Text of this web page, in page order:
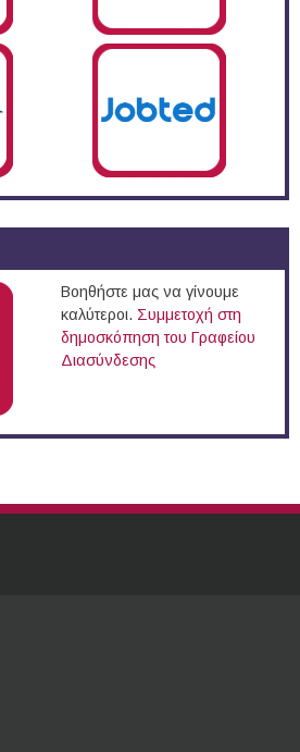
Βοηθήστε μας να γίνουμε
καλύτεροι. Συμμετοχή στη
δημοσκόπηση του Γραφείου
Διασύνδεσης